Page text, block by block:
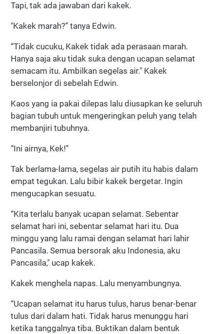
Tapi, tak ada jawaban dari kakek.
"Kakek marah?” tanya Edwin.
“Tidak cucuku, Kakek tidak ada perasaan marah.
Hanya saja aku tidak suka dengan ucapan selamat
semacam itu. Ambilkan segelas air." Kakek
berselonjor di sebelah Edwin.
Kaos yang ia pakai dilepas lalu diusapkan ke seluruh
bagian tubuh untuk mengeringkan peluh yang telah
membanjiri tubuhnya.
“Ini airnya, Kek!”
Tak berlama-lama, segelas air putih itu habis dalam
empat tegukan. Lalu bibir kakek bergetar. Ingin
mengucapkan sesuatu.
“Kita terlalu banyak ucapan selamat. Sebentar
selamat hari ini, sebentar selamat hari itu. Dua
minggu yang lalu ramai dengan selamat hari lahir
Pancasila. Semua bersorak aku Indonesia, aku
Pancasila," ucap kakek.
Kakek menghela napas. Lalu menyambungnya.
“Ucapan selamat itu harus tulus, harus benar-benar
tulus dari dalam hati. Tidak harus menunggu hari
ketika tanggalnya tiba. Buktikan dalam bentuk